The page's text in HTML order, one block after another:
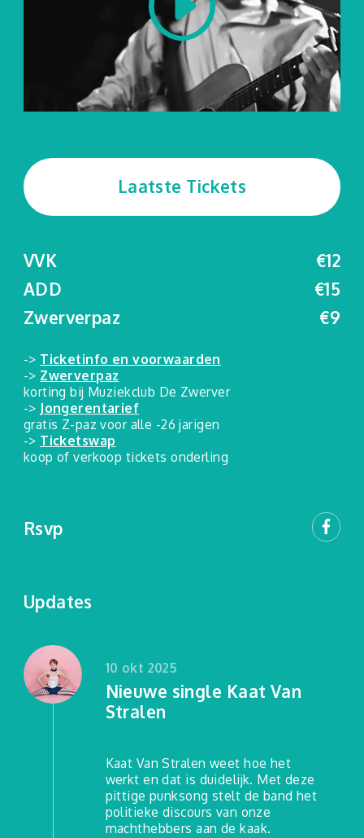
Laatste Tickets
VVK
€12
ADD
€15
Zwerverpaz
€9
-> Ticketinfo en voorwaarden
-> Zwerverpaz
korting bij Muziekclub De Zwerver
-> Jongerentarief
gratis Z-paz voor alle -26 jarigen
-> Ticketswap
koop of verkoop tickets onderling
Rsvp
Updates
10 okt 2025
Nieuwe single Kaat Van
Stralen
Kaat Van Stralen weet hoe het
werkt en dat is duidelijk. Met deze
pittige punksong stelt de band het
politieke discours van onze
machthebbers aan de kaak.